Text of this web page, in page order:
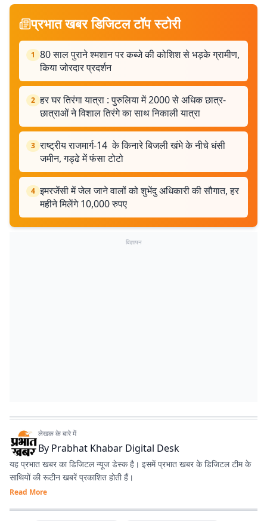
प्रभात खबर डिजिटल टॉप स्टोरी
1 80 साल पुराने श्मशान पर कब्जे की कोशिश से भड़के ग्रामीण,
किया जोरदार प्रदर्शन
2 हर घर तिरंगा यात्रा : पुरुलिया में 2000 से अधिक छात्र-
छात्राओं ने विशाल तिरंगे का साथ निकाली यात्रा
3 राष्ट्रीय राजमार्ग-14 के किनारे बिजली खंभे के नीचे धंसी
जमीन, गड्ढे में फंसा टोटो
4 इमरजेंसी में जेल जाने वालों को शुभेंदु अधिकारी की सौगात, हर
महीने मिलेंगे 10,000 रुपए
विज्ञापन
लेखक के बारे में
By Prabhat Khabar Digital Desk
यह प्रभात खबर का डिजिटल न्यूज डेस्क है। इसमें प्रभात खबर के डिजिटल टीम के
साथियों की रूटीन खबरें प्रकाशित होती हैं।
Read More